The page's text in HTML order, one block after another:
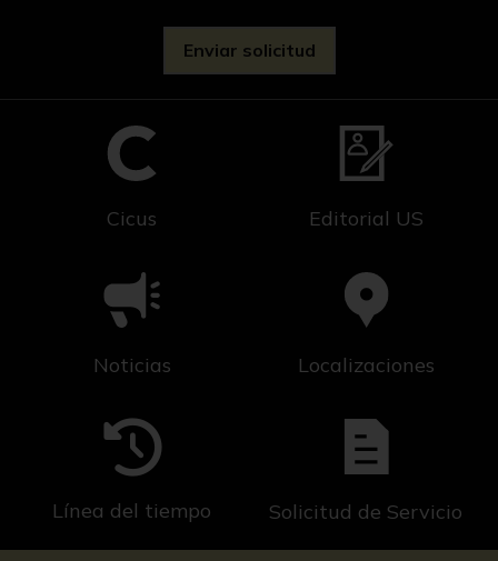
Cicus Editorial US
Noticias Localizaciones
Línea del tiempo Solicitud de Servicio